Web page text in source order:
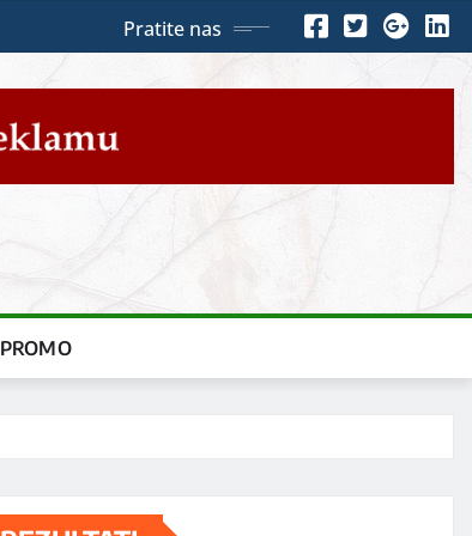
Pratite nas
PROMO